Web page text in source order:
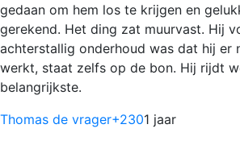
gedaan om hem los te krijgen en
gerekend. Het ding zat muurvast. Hij
achterstallig onderhoud was dat hij er
werkt, staat zelfs op de bon. Hij rijdt
belangrijkste.
Thomas de vrager+2301 jaar